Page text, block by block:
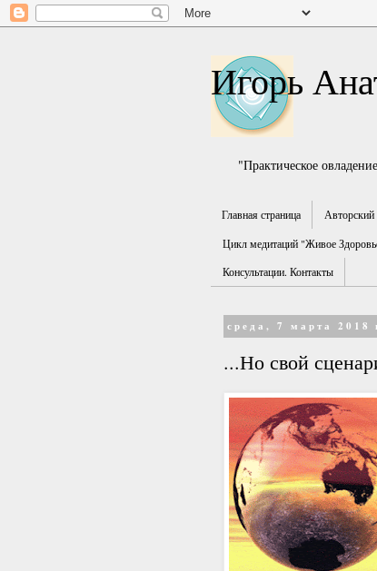
Игорь
"Практическое
Главная страница
Цикл медитаций "Живое
Консультации. Контакты
среда, 7 марта 2018
...Но свой